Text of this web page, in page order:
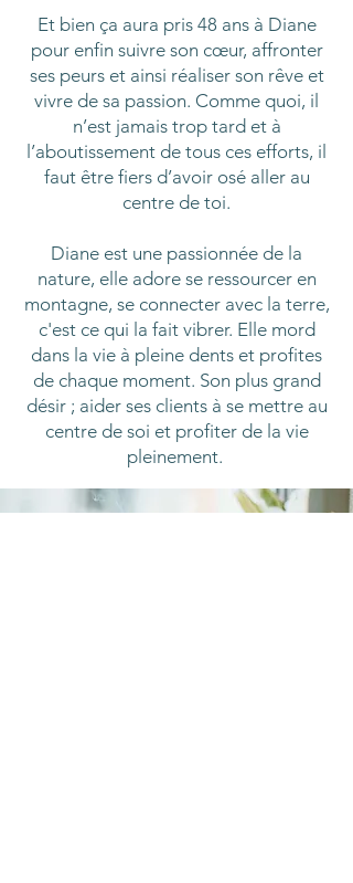
Et bien ça aura pris 48 ans à Diane
pour enfin suivre son cœur, affronter
ses peurs et ainsi réaliser son rêve et
vivre de sa passion. Comme quoi, il
n’est jamais trop tard et à
l’aboutissement de tous ces efforts, il
faut être fiers d’avoir osé aller au
centre de toi.
Diane est une passionnée de la
nature, elle adore se ressourcer en
montagne, se connecter avec la terre,
c'est ce qui la fait vibrer. Elle mord
dans la vie à pleine dents et profites
de chaque moment. Son plus grand
désir ; aider ses clients à se mettre au
centre de soi et profiter de la vie
pleinement.